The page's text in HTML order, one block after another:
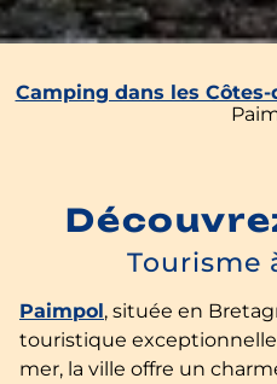
Camping dans les
Tourisme
Paimpol, située en
touristique
mer, la ville offre un